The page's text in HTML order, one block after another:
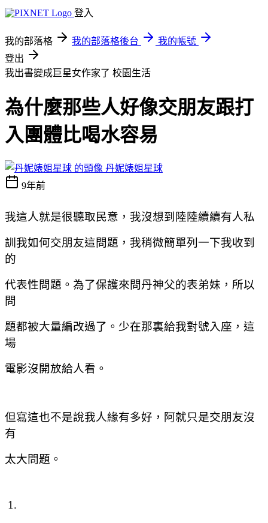
登入
我的部落格 我的部落格後台
我的帳號
登出
我出書變成巨星女作家了 校園生活
為什麼那些人好像交朋友跟打
入團體比喝水容易
丹妮婊姐星球
9年前
我這人就是很聽取民意，我沒想到陸陸續續有人私
訓我如何交朋友這問題，我稍微簡單列一下我收到
的
代表性問題。為了保護來問丹神父的表弟妹，所以
問
題都被大量編改過了。少在那裏給我對號入座，這
場
電影沒開放給人看。
但寫這也不是說我人緣有多好，阿就只是交朋友沒
有
太大問題。
1.